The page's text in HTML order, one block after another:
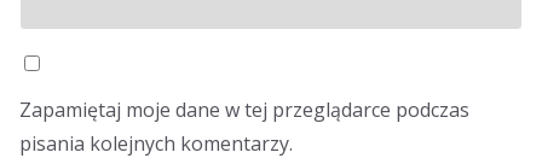
Zapamiętaj moje dane w tej przeglądarce podczas
pisania kolejnych komentarzy.